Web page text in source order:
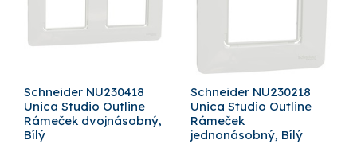
Schneider NU230418
Unica Studio Outline
Rámeček dvojnásobný,
Bílý
Schneider NU230218
Unica Studio Outline
Rámeček
jednonásobný, Bílý